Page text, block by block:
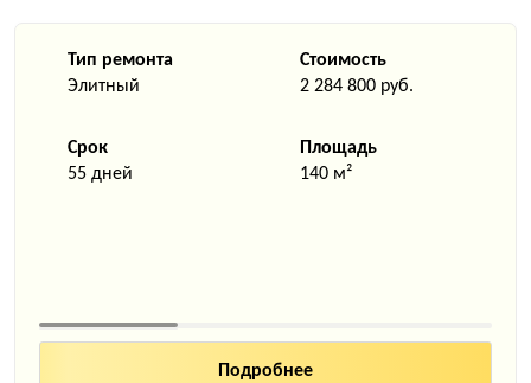
Тип ремонта
Элитный
Стоимость
2 284 800 руб.
Срок
55 дней
Площадь
140 м²
Подробнее